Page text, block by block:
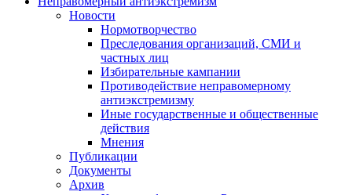
Новости
Нормотворчество
Преследования организаций, СМИ и
частных лиц
Избирательные кампании
Противодействие неправомерному
антиэкстремизму
Иные государственные и общественные
действия
Мнения
Публикации
Документы
Архив